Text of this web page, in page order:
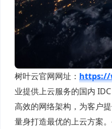
树叶云官网网址： https://
业提供上云服务的国内
高效的网络架构，为客户
量身打造最优的上云方案